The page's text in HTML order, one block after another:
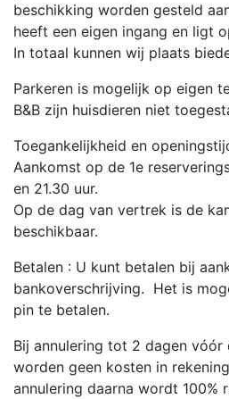
beschikking worden gesteld
heeft een eigen ingang en ligt
In totaal kunnen wij plaats
Parkeren is mogelijk op eigen
B&B zijn huisdieren niet
Toegankelijkheid en
Aankomst op de 1e
en 21.30 uur.
Op de dag van vertrek is de
beschikbaar.
Betalen : U kunt betalen bij
bankoverschrijving. Het is
pin te betalen.
Bij annulering tot 2 dagen vóór
worden geen kosten in
annulering daarna wordt 100%